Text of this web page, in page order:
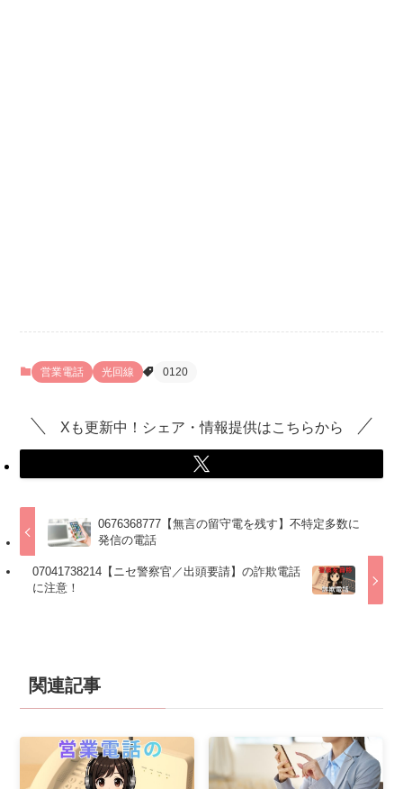
営業電話 光回線 0120
Xも更新中！シェア・情報提供はこちらから
0676368777【無言の留守電を残す】不特定多数に
発信の電話
07041738214【ニセ警察官／出頭要請】の詐欺電話
に注意！
関連記事